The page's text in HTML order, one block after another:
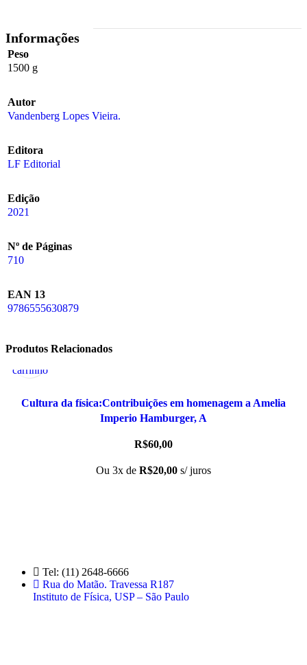
Informações
Peso
1500 g
Autor
Vandenberg Lopes Vieira.
Editora
LF Editorial
Edição
2021
Nº de Páginas
710
EAN 13
9786555630879
Produtos Relacionados
ao
carrinho
Rápida
Cultura da física:Contribuições em homenagem a Amelia
Imperio Hamburger, A
R$60,00
Ou 3x de R$20,00 s/ juros
Tel: (11) 2648-6666
Rua do Matão. Travessa R187
Instituto de Física, USP – São Paulo